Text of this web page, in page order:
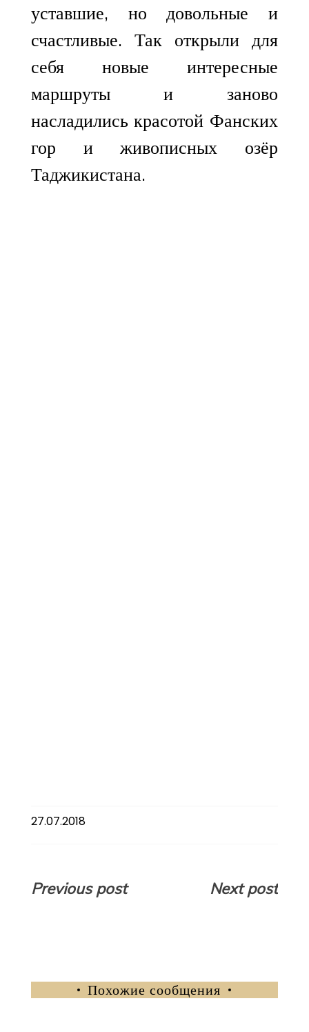
уставшие, но довольные и
счастливые. Так открыли для
себя новые интересные
маршруты и заново
насладились красотой Фанских
гор и живописных озёр
Таджикистана.
27.07.2018
Навигация
Previous post Next post
Похожие сообщения